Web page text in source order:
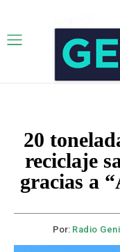
20
reciclaje
gracias a
Por: Radio